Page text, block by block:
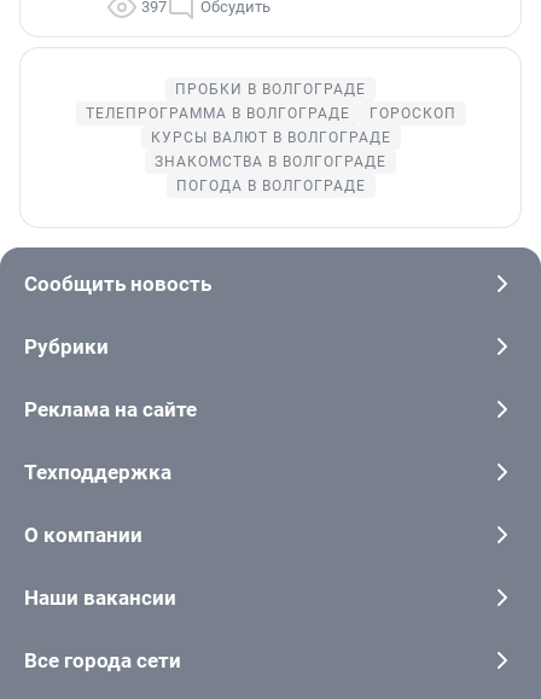
397 Обсудить
ПРОБКИ В ВОЛГОГРАДЕ
ТЕЛЕПРОГРАММА В ВОЛГОГРАДЕ
ГОРОСКОП
КУРСЫ ВАЛЮТ В ВОЛГОГРАДЕ
ЗНАКОМСТВА В ВОЛГОГРАДЕ
ПОГОДА В ВОЛГОГРАДЕ
Сообщить новость
Рубрики
Реклама на сайте
Техподдержка
О компании
Наши вакансии
Все города сети